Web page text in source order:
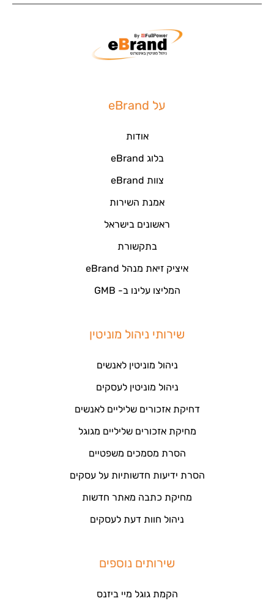
על eBrand
אודות
בלוג eBrand
צוות eBrand
אמנת השירות
ראשונים בישראל
בתקשורת
איציק זיאת מנהל eBrand
המליצו עלינו ב- GMB
שירותי ניהול מוניטין
ניהול מוניטין לאנשים
ניהול מוניטין לעסקים
דחיקת אזכורים שליליים לאנשים
מחיקת אזכורים שליליים מגוגל
הסרת מסמכים משפטיים
הסרת ידיעות חדשותיות על עסקים
מחיקת כתבה מאתר חדשות
ניהול חוות דעת לעסקים
שירותים נוספים
הקמת גוגל מיי ביזנס